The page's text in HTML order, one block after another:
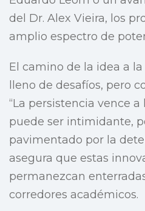
del Dr. Alex Vieira, los
amplio espectro de
El camino de la idea a
lleno de desafíos, pero
“La persistencia vence a
puede ser intimidante,
pavimentado por la
asegura que estas
permanezcan
corredores académicos.